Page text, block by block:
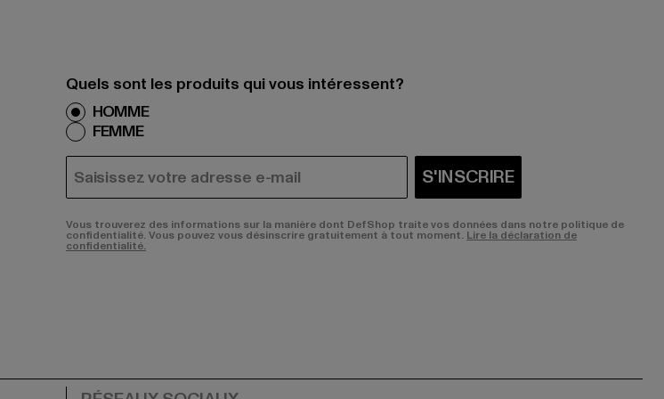
Quels sont les produits qui vous intéressent?
HOMME
FEMME
COURRIEL S'INSCRIRE
Vous trouverez des informations sur la manière dont DefShop traite vos données dans notre politique de
confidentialité. Vous pouvez vous désinscrire gratuitement à tout moment. Lire la déclaration de
confidentialité.